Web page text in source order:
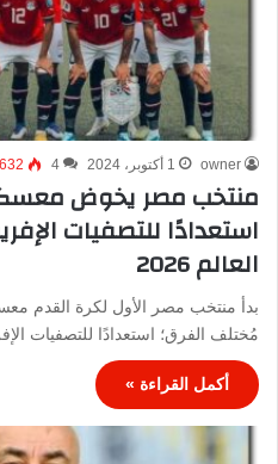
owner 1 أكتوبر، 2024 4
استعدادًا للتصفيات
العالم 2026
مُختلف الفرق؛ استعدادًا للتصفيات
أكمل القراءة »